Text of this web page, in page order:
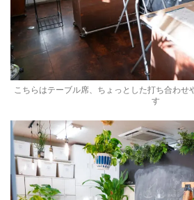
こちらはテーブル席、ちょっとした打ち合わせ
す